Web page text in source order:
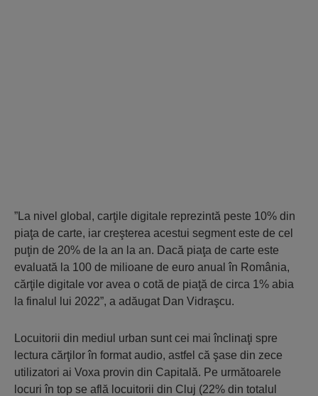
”La nivel global, carţile digitale reprezintă peste 10% din
piaţa de carte, iar creşterea acestui segment este de cel
puţin de 20% de la an la an. Dacă piaţa de carte este
evaluată la 100 de milioane de euro anual în România,
cărţile digitale vor avea o cotă de piaţă de circa 1% abia
la finalul lui 2022”, a adăugat Dan Vidraşcu.
Locuitorii din mediul urban sunt cei mai înclinaţi spre
lectura cărţilor în format audio, astfel că şase din zece
utilizatori ai Voxa provin din Capitală. Pe următoarele
locuri în top se află locuitorii din Cluj (22% din totalul